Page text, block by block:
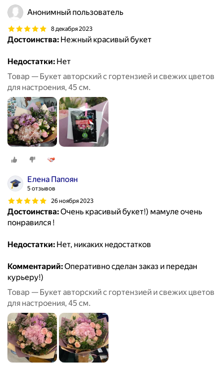
Анонимный пользователь
8 декабря 2023
Достоинства: Нежный красивый букет
Недостатки: Нет
Товар — Букет авторский с гортензией и свежих цветов
для настроения, 45 см.
Елена Папоян
5 отзывов
26 ноября 2023
Достоинства:Очень красивый букет!) мамуле очень
понравился !
Недостатки: Нет, никаких недостатков
Комментарий:Оперативно сделан заказ и передан
курьеру!)
Товар — Букет авторский с гортензией и свежих цветов
для настроения, 45 см.